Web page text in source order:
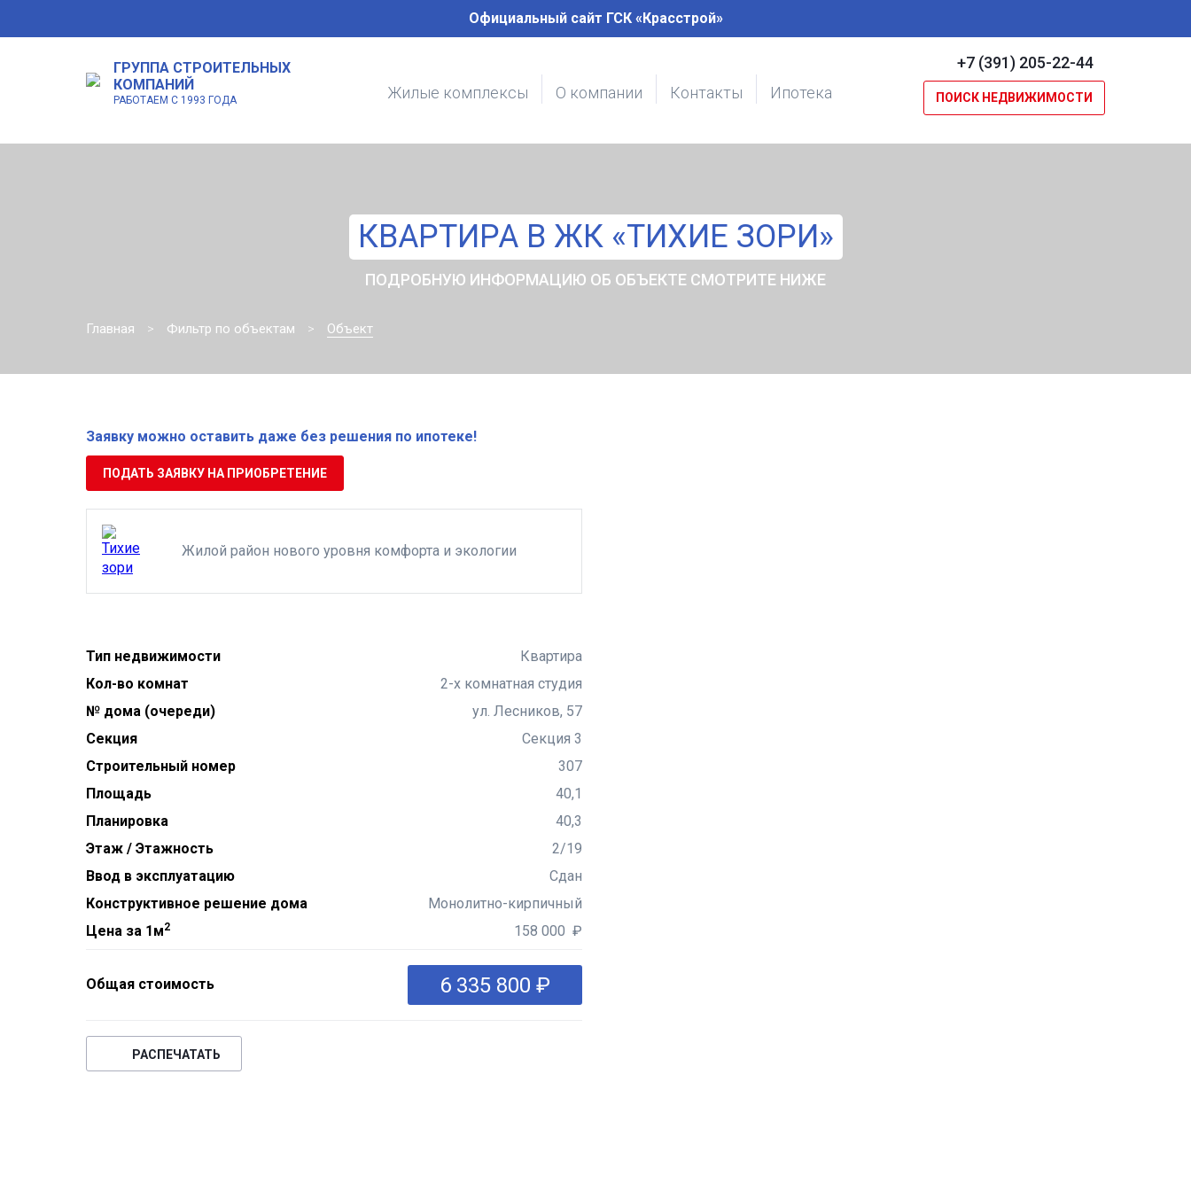
Официальный сайт ГСК «Красстрой»
ГРУППА СТРОИТЕЛЬНЫХ
КОМПАНИЙ
РАБОТАЕМ С 1993 ГОДА Жилые комплексы О компании Контакты Ипотека
+7 (391) 205-22-44
ПОИСК НЕДВИЖИМОСТИ
КВАРТИРА В ЖК «ТИХИЕ ЗОРИ»
ПОДРОБНУЮ ИНФОРМАЦИЮ ОБ ОБЪЕКТЕ СМОТРИТЕ НИЖЕ
Главная Фильтр по объектам Объект
Заявку можно оставить даже без решения по ипотеке!
ПОДАТЬ ЗАЯВКУ НА ПРИОБРЕТЕНИЕ
Жилой район нового уровня комфорта и экологии
Тип недвижимости
Квартира
Кол-во комнат
2-х комнатная студия
№ дома (очереди)
ул. Лесников, 57
Секция
Секция 3
Строительный номер
307
Площадь
40,1
Планировка
40,3
Этаж / Этажность
2/19
Ввод в эксплуатацию
Сдан
Конструктивное решение дома
Монолитно-кирпичный
Цена за 1м2 158 000 ₽
Общая стоимость 6 335 800 ₽
РАСПЕЧАТАТЬ